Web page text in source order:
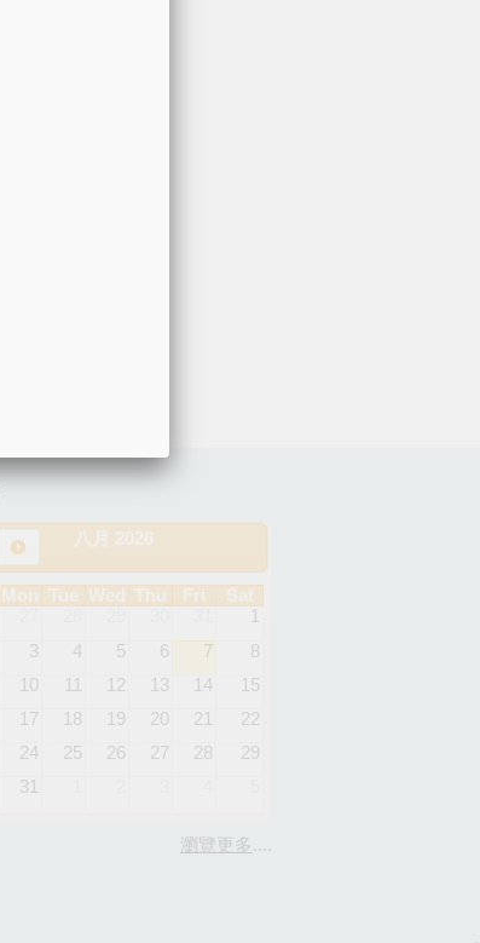
八月 2026
Mon Tue Wed Thu Fri
Sat
1
3 4 5 6 7
8
10 11 12 13 14
15
17 18 19 20 21
22
24 25 26 27 28
29
31
瀏覽更多 ....